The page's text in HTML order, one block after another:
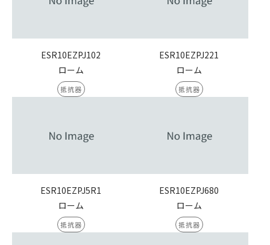
ESR10EZPJ102
ローム
抵抗器
ESR10EZPJ221
ローム
抵抗器
ESR10EZPJ5R1
ローム
抵抗器
ESR10EZPJ680
ローム
抵抗器